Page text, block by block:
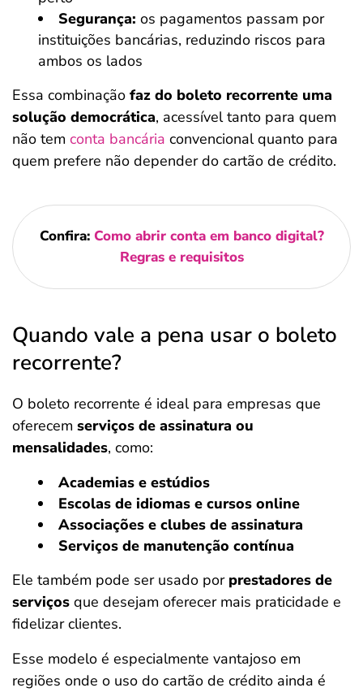
Segurança: os pagamentos passam por
instituições bancárias, reduzindo riscos para
ambos os lados
Essa combinação faz do boleto recorrente uma
solução democrática, acessível tanto para quem
não tem conta bancária convencional quanto para
quem prefere não depender do cartão de crédito.
Confira: Como abrir conta em banco digital?
Regras e requisitos
Quando vale a pena usar o boleto
recorrente?
O boleto recorrente é ideal para empresas que
oferecem serviços de assinatura ou
mensalidades, como:
Academias e estúdios
Escolas de idiomas e cursos online
Associações e clubes de assinatura
Serviços de manutenção contínua
Ele também pode ser usado por prestadores de
serviços que desejam oferecer mais praticidade e
fidelizar clientes.
Esse modelo é especialmente vantajoso em
regiões onde o uso do cartão de crédito ainda é